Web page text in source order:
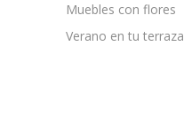
Muebles con flores
Verano en tu terraza